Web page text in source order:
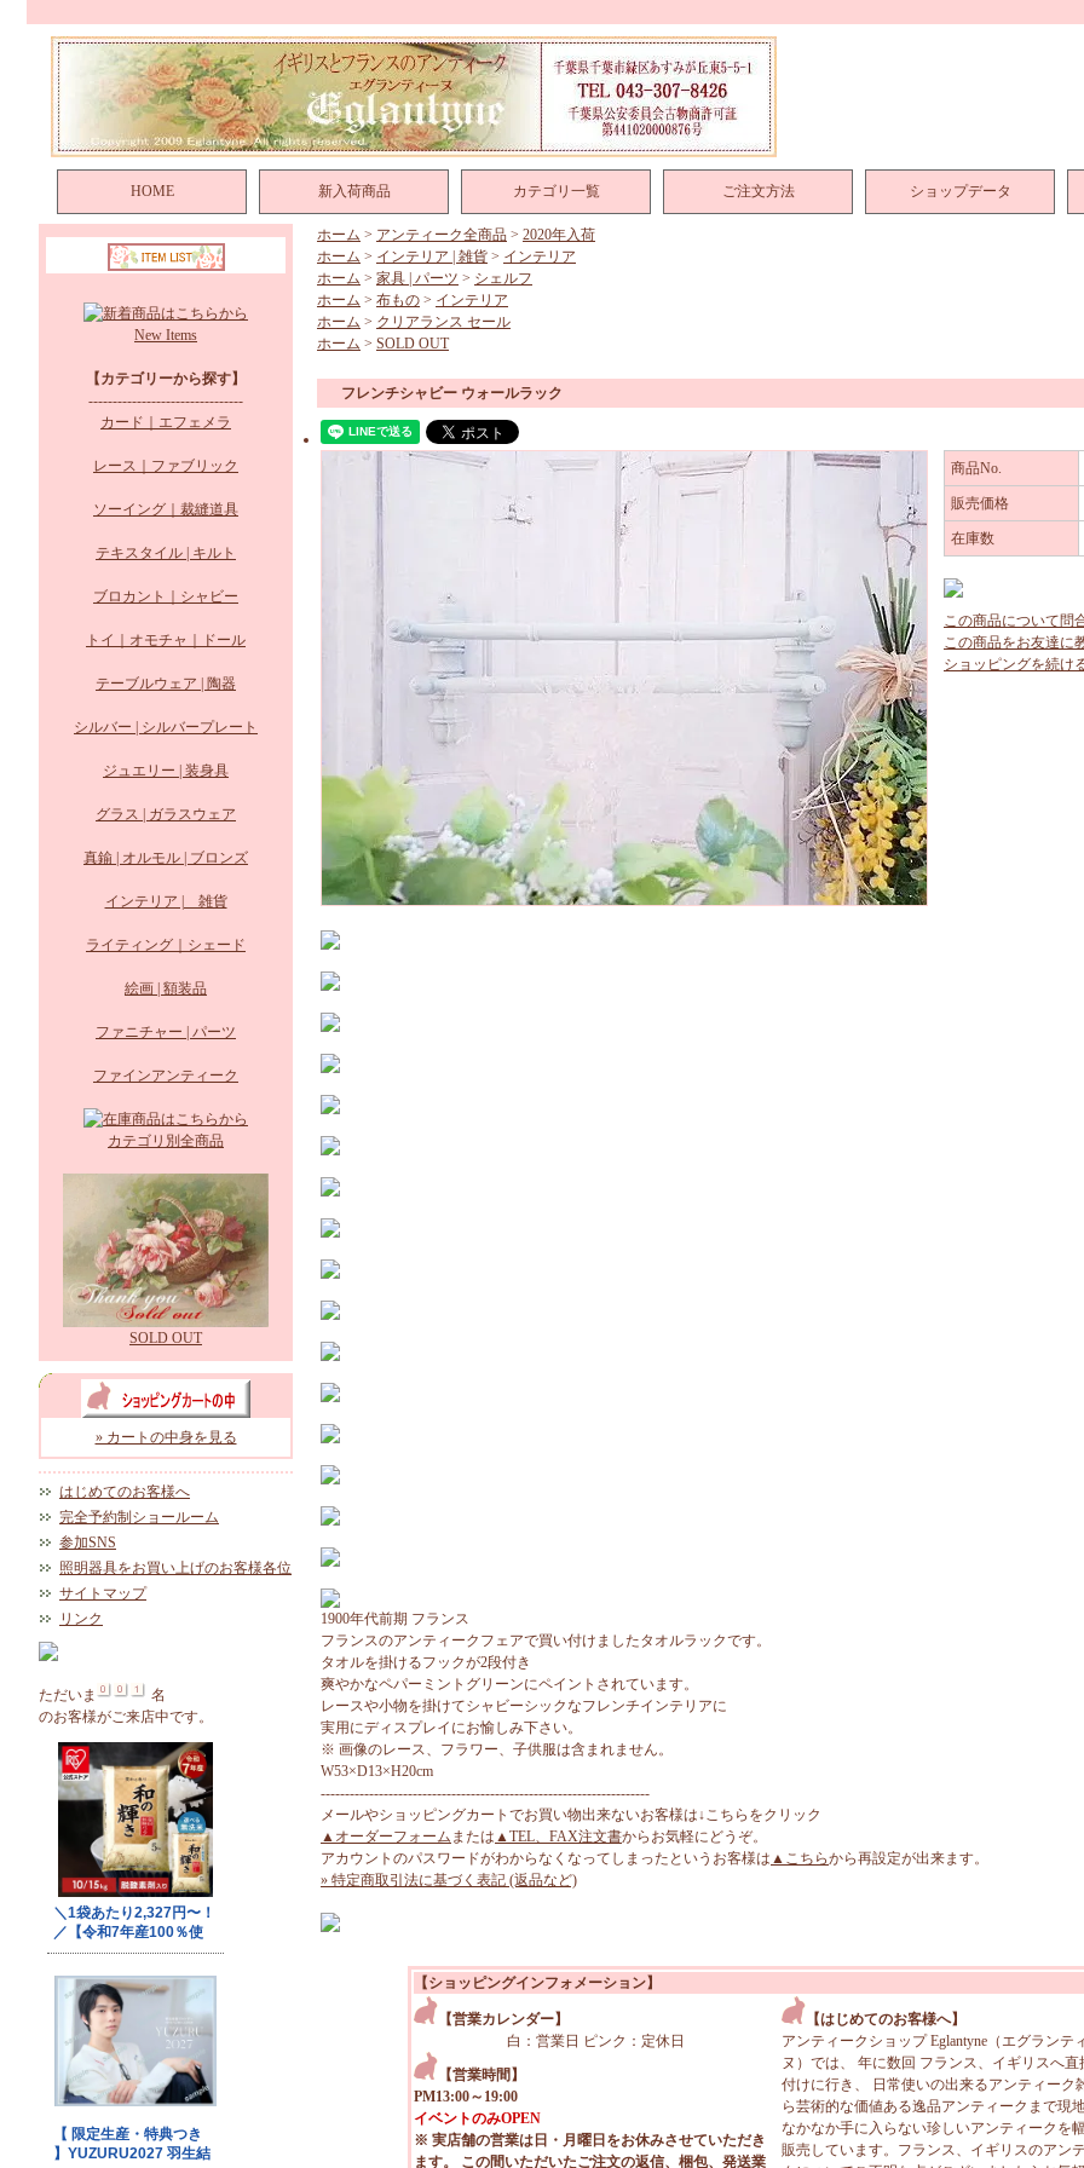
HOME 新入荷商品 カテゴリ一覧 ご注文方法 ショップデータ
New Items
【カテゴリーから探す】
--------------------------------
カード｜エフェメラ
レース｜ファブリック
ソーイング｜裁縫道具
テキスタイル | キルト
ブロカント｜シャビー
トイ｜オモチャ｜ドール
テーブルウェア | 陶器
シルバー | シルバープレート
ジュエリー | 装身具
グラス | ガラスウェア
真鍮 | オルモル | ブロンズ
インテリア | 雑貨
ライティング｜シェード
絵画 | 額装品
ファニチャー | パーツ
ファインアンティーク
カテゴリ別全商品
SOLD OUT
» カートの中身を見る
はじめてのお客様へ
完全予約制ショールーム
参加SNS
照明器具をお買い上げのお客様各位
サイトマップ
リンク
ただいま
名
のお客様がご来店中です。
ホーム > アンティーク全商品 > 2020年入荷
ホーム > インテリア | 雑貨 > インテリア
ホーム > 家具 | パーツ > シェルフ
ホーム > 布もの > インテリア
ホーム > クリアランス セール
ホーム > SOLD OUT
フレンチシャビー ウォールラック
商品No.
販売価格
在庫数
この商品について問
この商品をお友達に
ショッピングを続け
1900年代前期 フランス
フランスのアンティークフェアで買い付けましたタオルラックです。
タオルを掛けるフックが2段付き
爽やかなペパーミントグリーンにペイントされています。
レースや小物を掛けてシャビーシックなフレンチインテリアに
実用にディスプレイにお愉しみ下さい。
※ 画像のレース、フラワー、子供服は含まれません。
W53×D13×H20cm
--------------------------------------------------------------------
メールやショッピングカートでお買い物出来ないお客様は↓こちらをクリック
▲オーダーフォーム または ▲TEL、FAX注文書からお気軽にどうぞ。
アカウントのパスワードがわからなくなってしまったというお客様は ▲こちらから再設定が出来ます。
» 特定商取引法に基づく表記 (返品など)
【ショッピングインフォメーション】
【営業カレンダー】
白：営業日 ピンク：定休日
【営業時間】
PM13:00～19:00
イベントのみOPEN
※ 実店舗の営業は日・月曜日をお休みさせていただき
ます。 この間いただいたご注文の返信、梱包、発送業
【はじめてのお客様へ】
アンティークショップ Eglantyne（エグランテ
ヌ）では、 年に数回 フランス、イギリスへ直
付けに行き、 日常使いの出来るアンティーク
ら芸術的な価値ある逸品アンティークまで現
なかなか手に入らない珍しいアンティークを
販売しています。フランス、イギリスのアン